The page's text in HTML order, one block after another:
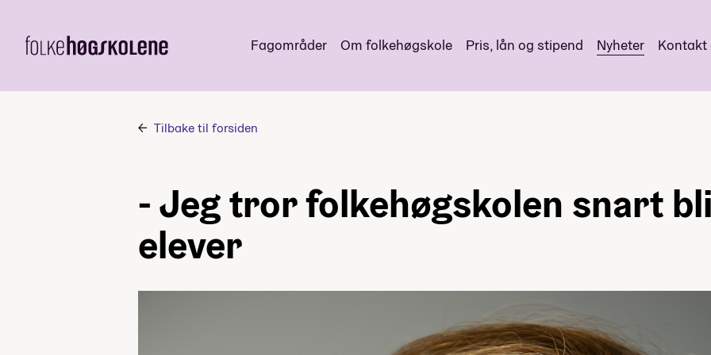
Fagområder Om folkehøgskole Pris, lån og stipend Nyheter Kontakt
Tilbake til forsiden
- Jeg tror folkehøgskolen snart
elever